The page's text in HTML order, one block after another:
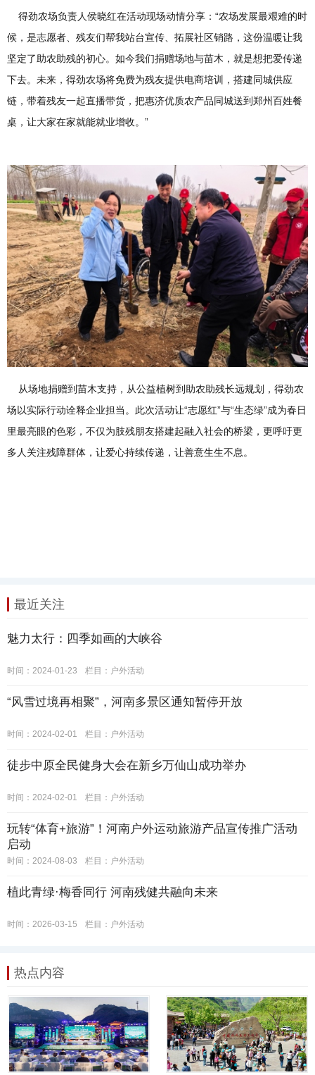
得劲农场负责人侯晓红在活动现场动情分享：“农场发展最艰难的时
候，是志愿者、残友们帮我站台宣传、拓展社区销路，这份温暖让我
坚定了助农助残的初心。如今我们捐赠场地与苗木，就是想把爱传递
下去。未来，得劲农场将免费为残友提供电商培训，搭建同城供应
链，带着残友一起直播带货，把惠济优质农产品同城送到郑州百姓餐
桌，让大家在家就能就业增收。”
从场地捐赠到苗木支持，从公益植树到助农助残长远规划，得劲农
场以实际行动诠释企业担当。此次活动让“志愿红”与“生态绿”成为春日
里最亮眼的色彩，不仅为肢残朋友搭建起融入社会的桥梁，更呼吁更
多人关注残障群体，让爱心持续传递，让善意生生不息。
最近关注
魅力太行：四季如画的大峡谷
时间：2024-01-23 栏目： 户外活动
“风雪过境再相聚”，河南多景区通知暂停开放
时间：2024-02-01 栏目： 户外活动
徒步中原全民健身大会在新乡万仙山成功举办
时间：2024-02-01 栏目： 户外活动
玩转“体育+旅游”！河南户外运动旅游产品宣传推广活动
启动
时间：2024-08-03 栏目： 户外活动
植此青绿·梅香同行 河南残健共融向未来
时间：2026-03-15 栏目： 户外活动
热点内容